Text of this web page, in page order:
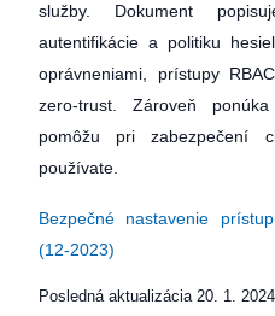
služby. Dokument
autentifikácie a politiku
oprávneniami, prístupy
zero-trust. Zároveň
pomôžu pri zabezpečení
používate.
Bezpečné nastavenie
(12-2023)
Posledná aktualizácia 20. 1.